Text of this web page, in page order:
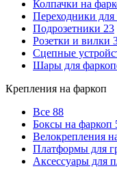
Колпачки на
Переходники для
Подрозетники 23
Розетки и вилки
Сцепные
Шары для
Крепления на фаркоп
Все 88
Боксы на фаркоп
Велокрепления
Платформы для
Аксессуары для